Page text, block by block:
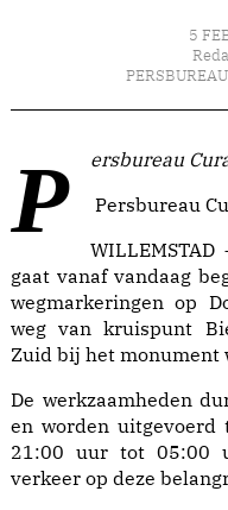
5
Persbureau
Persbureau
gaat vanaf vandaag
wegmarkeringen op
weg van kruispunt
Zuid bij het monument
De werkzaamheden
en worden
21:00 uur tot 05:00
verkeer op deze